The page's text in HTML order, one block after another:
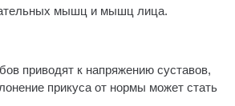
мышц и мышц лица.
приводят к напряжению суставов,
прикуса от нормы может стать